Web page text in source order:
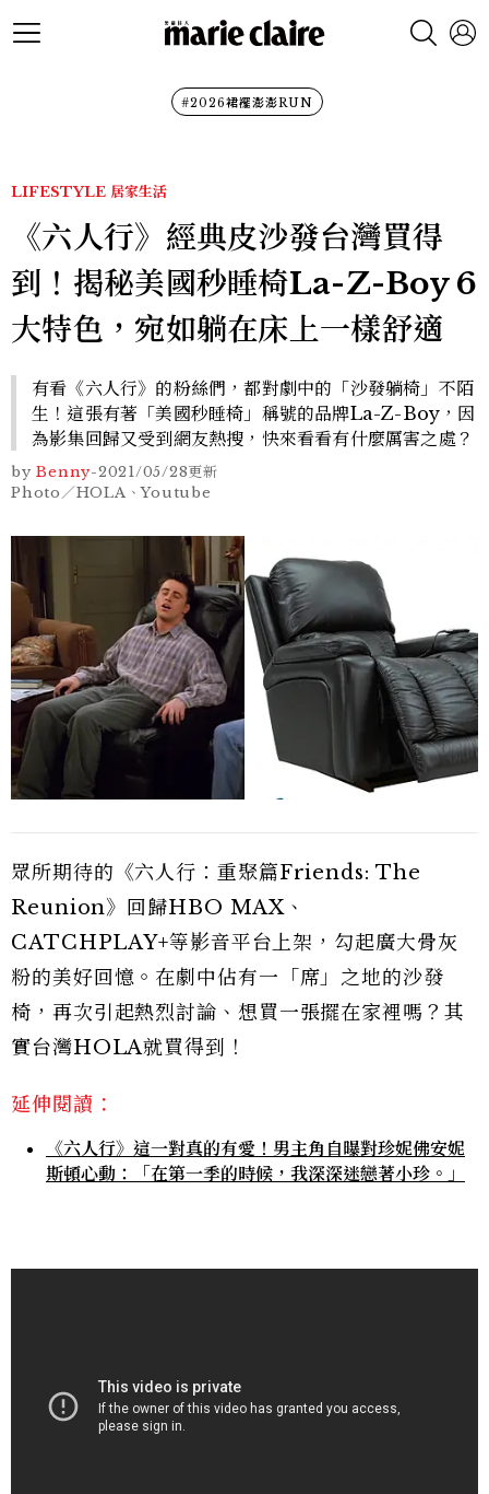
#2026裙襬澎澎RUN
LIFESTYLE 居家生活
《六人行》經典皮沙發台灣買得
到！揭秘美國秒睡椅La-Z-Boy 6
大特色，宛如躺在床上一樣舒適
有看《六人行》的粉絲們，都對劇中的「沙發躺椅」不陌
生！這張有著「美國秒睡椅」稱號的品牌La-Z-Boy，因
為影集回歸又受到網友熱搜，快來看看有什麼厲害之處？
by Benny-2021/05/28更新
Photo／HOLA、Youtube
眾所期待的《六人行：重聚篇Friends: The
Reunion》回歸HBO MAX、
CATCHPLAY+等影音平台上架，勾起廣大骨灰
粉的美好回憶。在劇中佔有一「席」之地的沙發
椅，再次引起熱烈討論、想買一張擺在家裡嗎？其
實台灣HOLA就買得到！
延伸閱讀：
《六人行》這一對真的有愛！男主角自曝對珍妮佛安妮
斯頓心動：「在第一季的時候，我深深迷戀著小珍。」